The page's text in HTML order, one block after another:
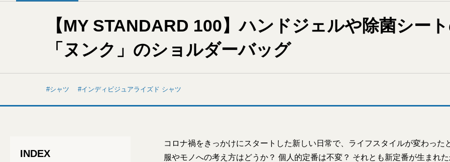
【MY STANDARD 100】ハンドジェルや除菌シー
「ヌンク」のショルダーバッグ
シャツ インディビジュアライズド シャツ
INDEX
コロナ禍をきっかけにスタートした新しい日常で、ライフスタイルが変わった
服やモノへの考え方はどうか？ 個人的定番は不変？ それとも新定番が生まれ